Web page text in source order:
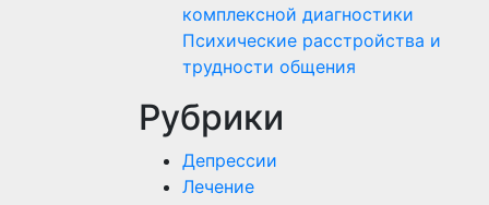
комплексной диагностики
Психические расстройства и
трудности общения
Рубрики
Депрессии
Лечение